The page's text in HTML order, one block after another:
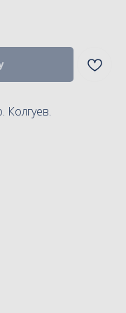
Колгуев.